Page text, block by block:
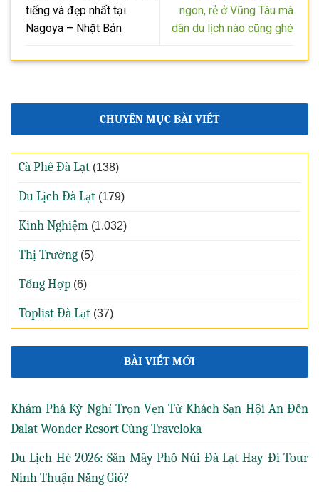
tiếng và đẹp nhất tại
Nagoya – Nhật Bản
ngon, rẻ ở Vũng Tàu mà
dân du lịch nào cũng ghé
CHUYÊN MỤC BÀI VIẾT
Cà Phê Đà Lạt (138)
Du Lịch Đà Lạt (179)
Kinh Nghiệm (1.032)
Thị Trường (5)
Tổng Hợp (6)
Toplist Đà Lạt (37)
BÀI VIẾT MỚI
Khám Phá Kỳ Nghỉ Trọn Vẹn Từ Khách Sạn Hội An Đến
Dalat Wonder Resort Cùng Traveloka
Du Lịch Hè 2026: Săn Mây Phố Núi Đà Lạt Hay Đi Tour
Ninh Thuận Nắng Gió?